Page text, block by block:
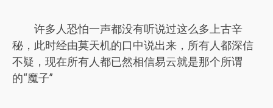
许多人恐怕一声都没有听说过这么多上古辛
秘，此时经由莫天机的口中说出来，所有人都深信
不疑，现在所有人都已然相信易云就是那个所谓
的“魔子”